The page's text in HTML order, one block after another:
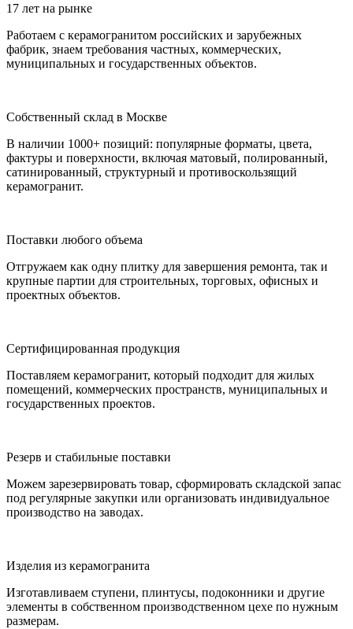
17 лет на рынке
Работаем с керамогранитом российских и зарубежных
фабрик, знаем требования частных, коммерческих,
муниципальных и государственных объектов.
Собственный склад в Москве
В наличии 1000+ позиций: популярные форматы, цвета,
фактуры и поверхности, включая матовый, полированный,
сатинированный, структурный и противоскользящий
керамогранит.
Поставки любого объема
Отгружаем как одну плитку для завершения ремонта, так и
крупные партии для строительных, торговых, офисных и
проектных объектов.
Сертифицированная продукция
Поставляем керамогранит, который подходит для жилых
помещений, коммерческих пространств, муниципальных и
государственных проектов.
Резерв и стабильные поставки
Можем зарезервировать товар, сформировать складской запас
под регулярные закупки или организовать индивидуальное
производство на заводах.
Изделия из керамогранита
Изготавливаем ступени, плинтусы, подоконники и другие
элементы в собственном производственном цехе по нужным
размерам.